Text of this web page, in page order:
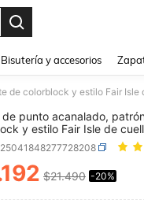
Bisutería y accesorios
de punto acanalado,
y estilo Fair Isle de
y holgado, básico,
para mujer, primavera
AND
$21.490 -20%